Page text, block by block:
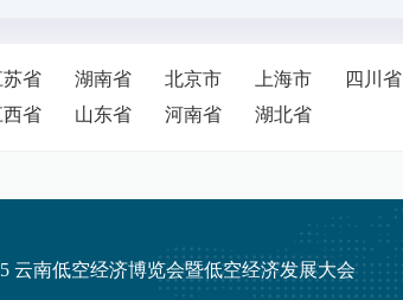
苏省 湖南省 北京市 上海市 四川省
西省
山东省 河南省 湖北省
云南低空经济博览会暨低空经济发展大会